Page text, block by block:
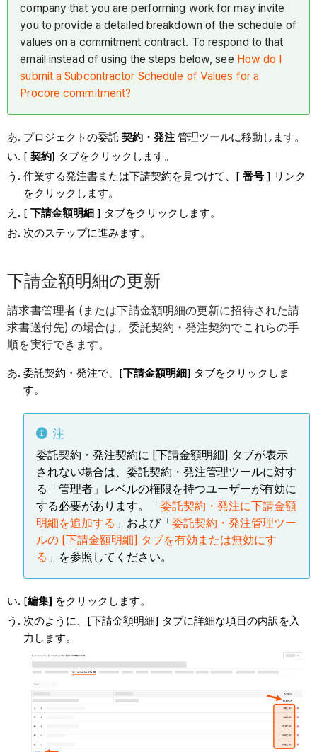
company that you are performing work for may invite
you to provide a detailed breakdown of the schedule of
values on a commitment contract. To respond to that
email instead of using the steps below, see How do I
submit a Subcontractor Schedule of Values for a
Procore commitment?
プロジェクトの委託 契約・発注管理ツールに移動します。
[ 契約] タブをクリックします。
作業する発注書または下請契約を見つけて、[ 番号] リンク
をクリックします。
[ 下請金額明細] タブをクリックします。
次のステップに進みます。
下請金額明細の更新
請求書管理者 (または下請金額明細の更新に招待された請
求書送付先) の場合は、委託契約・発注契約でこれらの手
順を実行できます。
委託契約・発注で、[下請金額明細] タブをクリックしま
す。
注
委託契約・発注契約に [下請金額明細] タブが表示
されない場合は、委託契約・発注管理ツールに対す
る「管理者」レベルの権限を持つユーザーが有効に
する必要があります。「委託契約・発注に下請金額
明細を追加する 」および「委託契約・発注管理ツー
ルの [下請金額明細] タブを有効または無効にす
る 」を参照してください。
[編集] をクリックします。
次のように、[下請金額明細] タブに詳細な項目の内訳を入
力します。